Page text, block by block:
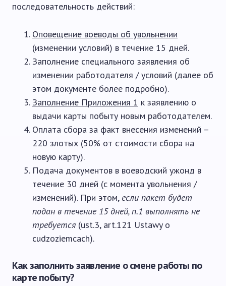
последовательность действий:
Оповещение воеводы об увольнении
(изменении условий) в течение 15 дней.
Заполнение специального заявления об
изменении работодателя / условий (далее об
этом документе более подробно).
Заполнение Приложения 1 к заявлению о
выдачи карты побыту новым работодателем.
Оплата сбора за факт внесения изменений –
220 злотых (50% от стоимости сбора на
новую карту).
Подача документов в воеводский ужонд в
течение 30 дней (с момента увольнения /
изменений). При этом, если пакет будет
подан в течение 15 дней, п.1 выполнять не
требуется (ust.3, art.121 Ustawy o
cudzoziemcach).
Как заполнить заявление о смене работы по
карте побыту?